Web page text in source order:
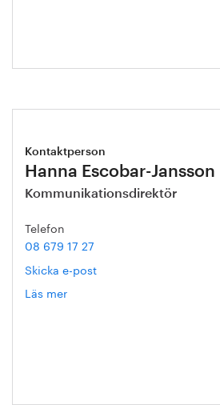
Kontaktperson
Hanna Escobar-Jansson
Kommunikationsdirektör
Telefon
08 679 17 27
Skicka e-post
Läs mer